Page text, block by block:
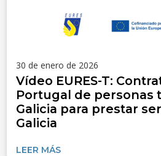
30 de enero de 2026
Vídeo EURES-T:
Portugal de personas
Galicia para prestar
Galicia
LEER MÁS